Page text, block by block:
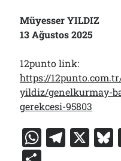
Müyesser YILDIZ
13 Ağustos 2025
12punto link:
https://
yildiz/genelkurmay-
gerekcesi-95803
W T X